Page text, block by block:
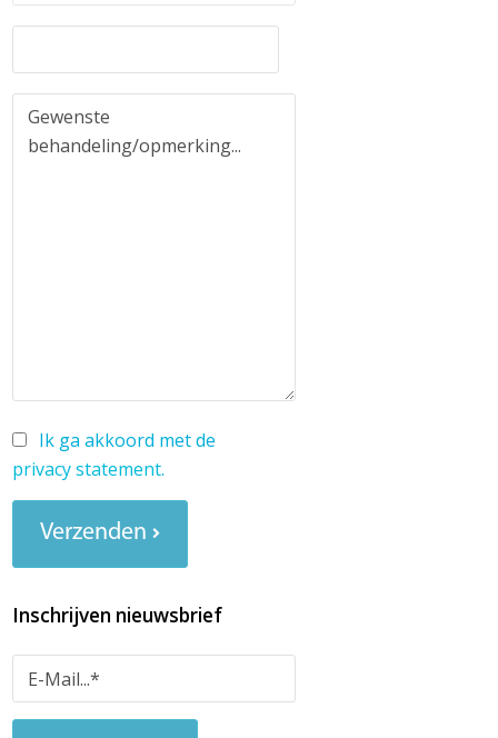
Ik ga akkoord met de
privacy statement.
Verzenden
Inschrijven nieuwsbrief